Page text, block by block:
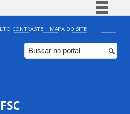
Simplifique!
Comunica BR
Participe
CONTRASTE MAPA DO SITE